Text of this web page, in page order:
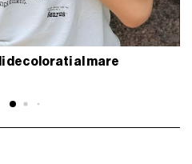
decolorati al mare